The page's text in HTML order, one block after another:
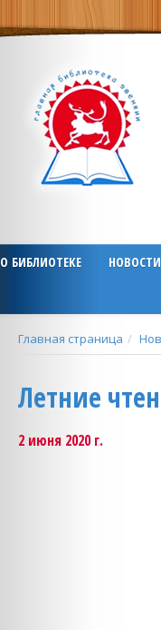
О БИБЛИОТЕКЕ НОВОСТИ
Главная страница
Летние
2 июня 2020 г.